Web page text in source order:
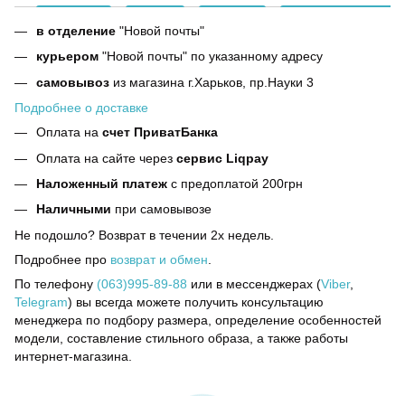
в отделение "Новой почты"
курьером "Новой почты" по указанному адресу
самовывоз из магазина г.Харьков, пр.Науки 3
Подробнее о доставке
Оплата на счет ПриватБанка
Оплата на сайте через сервис Liqpay
Наложенный платеж с предоплатой 200грн
Наличными при самовывозе
Не подошло? Возврат в течении 2х недель.
Подробнее про возврат и обмен
По телефону (063)995-89-88 или в мессенджерах (Viber,
Telegram) вы всегда можете получить консультацию
менеджера по подбору размера, определение особенностей
модели, составление стильного образа, а также работы
интернет-магазина.